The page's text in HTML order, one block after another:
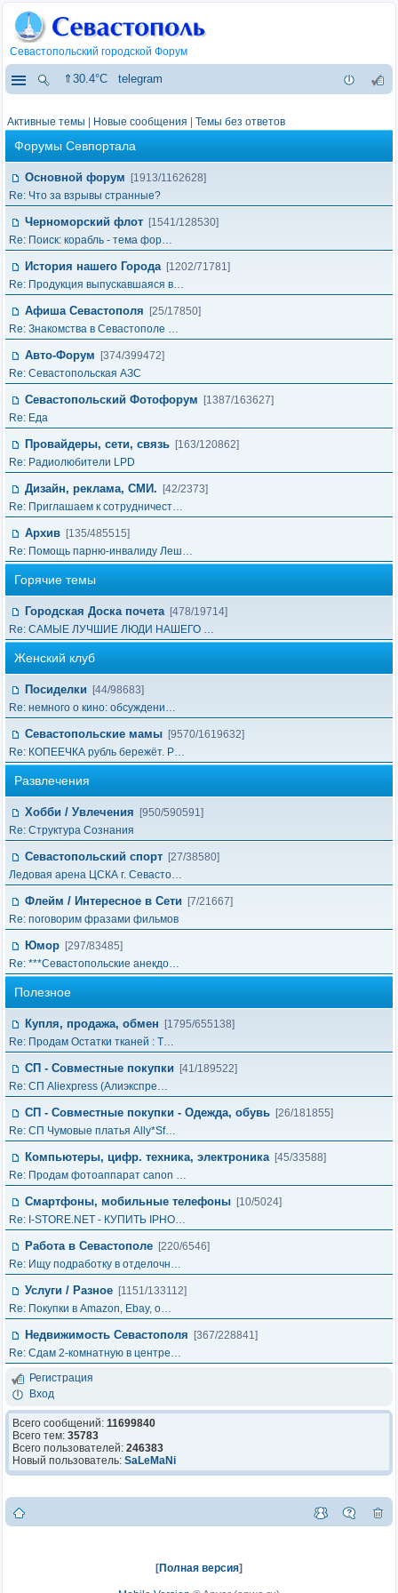
Севастопольский городской Форум
⇑30.4°C telegram
Активные темы Новые сообщения Темы без ответов
Форумы Севпортала
Основной форум
[1913/1162628]
Re: Что за взрывы странные?
Черноморский флот [1541/128530]
Re: Поиск: корабль - тема фор…
История нашего Города [1202/71781]
Re: Продукция выпускавшаяся в…
Афиша Севастополя
[25/17850]
Re: Знакомства в Севастополе …
Авто-Форум
[374/399472]
Re: Севастопольская АЗС
Севастопольский Фотофорум
[1387/163627]
Re: Еда
Провайдеры, сети, связь [163/120862]
Re: Радиолюбители LPD
Дизайн, реклама, СМИ.
[42/2373]
Re: Приглашаем к сотрудничест…
Архив [135/485515]
Re: Помощь парню-инвалиду Леш…
Горячие темы
Городская Доска почета [478/19714]
Re: САМЫЕ ЛУЧШИЕ ЛЮДИ НАШЕГО …
Женский клуб
Посиделки
[44/98683]
Re: немного о кино: обсуждени…
Севастопольские мамы [9570/1619632]
Re: КОПЕЕЧКА рубль бережёт. Р…
Развлечения
Хобби / Увлечения
[950/590591]
Re: Структура Сознания
Севастопольский спорт [27/38580]
Ледовая арена ЦСКА г. Севасто…
Флейм / Интересное в Cети
[7/21667]
Re: поговорим фразами фильмов
Юмор [297/83485]
Re: ***Севастопольские анекдо…
Полезное
Купля, продажа, обмен
[1795/655138]
Re: Продам Остатки тканей : Т…
СП - Совместные покупки
[41/189522]
Re: СП Aliexpress (Алиэкспре…
СП - Совместные покупки - Одежда, обувь [26/181855]
Re: СП Чумовые платья Ally*Sf…
Компьютеры, цифр. техника, электроника [45/33588]
Re: Продам фотоаппарат canon …
Смартфоны, мобильные телефоны [10/5024]
Re: I-STORE.NET - КУПИТЬ IPHO…
Работа в Севастополе [220/6546]
Re: Ищу подработку в отделочн…
Услуги / Разное [1151/133112]
Re: Покупки в Amazon, Ebay, о…
Недвижимость Севастополя
[367/228841]
Re: Сдам 2-комнатную в центре…
Регистрация
Вход
Всего сообщений: 11699840
Всего тем: 35783
Всего пользователей: 246383
Новый пользователь: SaLeMaNi
[Полная версия]